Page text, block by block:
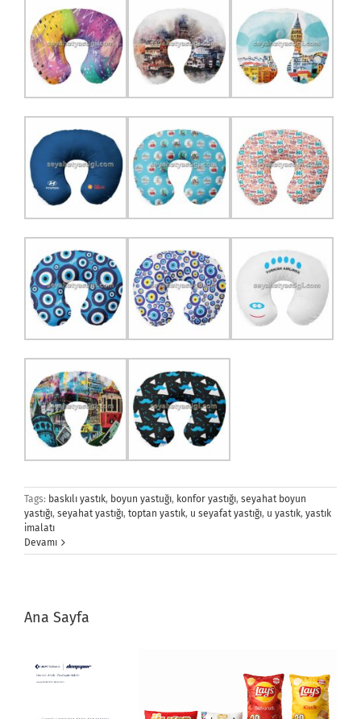
Tags: baskılı yastık, boyun yastuğı, konfor yastığı, seyahat boyun
yastığı, seyahat yastığı, toptan yastık, u seyafat yastığı, u yastık, yastık
imalatı
Devamı
Ana Sayfa